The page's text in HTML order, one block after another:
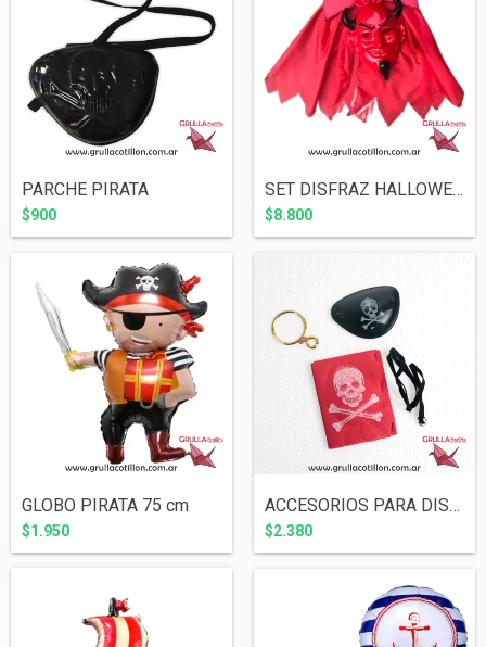
PARCHE PIRATA
$900
SET DISFRAZ HALLOWEEN - DIABLO
$8.800
GLOBO PIRATA 75 cm
$1.950
ACCESORIOS PARA DISFRAZ PIRATA
$2.380